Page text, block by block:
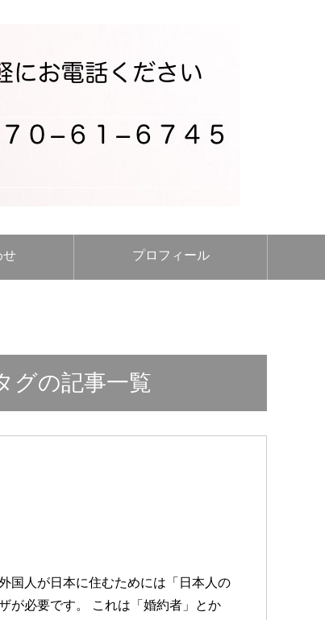
せ プロフィール
の記事一覧
国人が日本に住むためには「日本人の
が必要です。 これは「婚約者」とか